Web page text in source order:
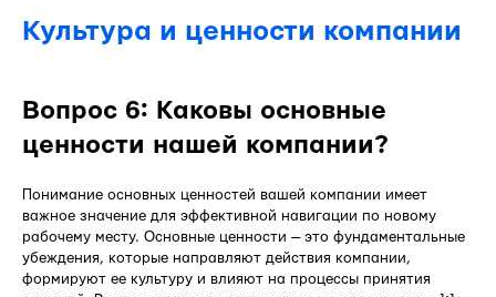
Культура и ценности компании
Вопрос 6: Каковы основные
ценности нашей компании?
Понимание основных ценностей вашей компании имеет
важное значение для эффективной навигации по новому
рабочему месту. Основные ценности — это фундаментальные
убеждения, которые направляют действия компании,
формируют ее культуру и влияют на процессы принятия